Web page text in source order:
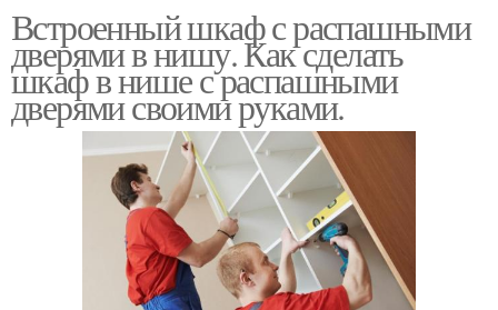
Встроенный шкаф с распашными
дверями в нишу. Как сделать
шкаф в нише с распашными
дверями своими руками.